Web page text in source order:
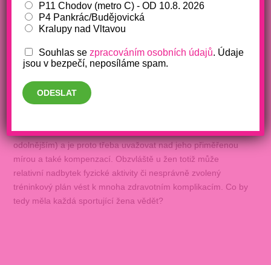
Pravidelná fyzická aktivita je nesmírně důležitým prvkem
výkonnost, ale i zdravotní stav, soustředění, produktivitu,
psychickou pohodu a mnoho dalšího. Stále je však myslet na
(na který se však postupně adaptuje a stává se silnějším a
odolnějším) a je proto třeba uvažovat nad jeho přiměřenou
mírou a také kompenzací. Obzvláště u žen totiž může
relativní nadbytek fyzické aktivity či nesprávně zvolený
tréninkový plán vést k mnoha zdravotním komplikacím. Co by
tedy měla každá sportující žena vědět?
P11 Chodov (metro C) - OD 10.8. 2026
P4 Pankrác/Budějovická
Kralupy nad Vltavou
Souhlas sezpracováním osobních údajů. Údaje
jsou v bezpečí, neposíláme spam.
ODESLAT